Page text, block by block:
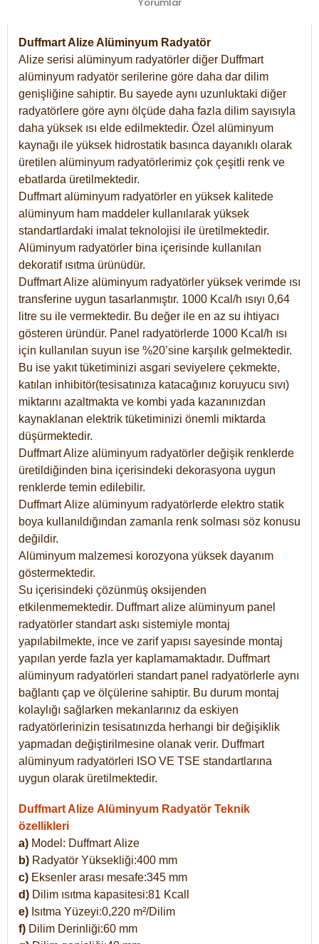
Duffmart Alize Alüminyum Radyatör
Alize serisi alüminyum radyatörler diğer Duffmart
alüminyum radyatör serilerine göre daha dar dilim
genişliğine sahiptir. Bu sayede aynı uzunluktaki diğer
radyatörlere göre aynı ölçüde daha fazla dilim sayısıyla
daha yüksek ısı elde edilmektedir. Özel alüminyum
kaynağı ile yüksek hidrostatik basınca dayanıklı olarak
üretilen alüminyum radyatörlerimiz çok çeşitli renk ve
ebatlarda üretilmektedir.
Duffmart alüminyum radyatörler en yüksek kalitede
alüminyum ham maddeler kullanılarak yüksek
standartlardaki imalat teknolojisi ile üretilmektedir.
Alüminyum radyatörler bina içerisinde kullanılan
dekoratif ısıtma ürünüdür.
Duffmart Alize alüminyum radyatörler yüksek verimde ısı
transferine uygun tasarlanmıştır. 1000 Kcal/h ısıyı 0,64
litre su ile vermektedir. Bu değer ile en az su ihtiyacı
gösteren üründür. Panel radyatörlerde 1000 Kcal/h ısı
için kullanılan suyun ise %20’sine karşılık gelmektedir.
Bu ise yakıt tüketiminizi asgari seviyelere çekmekte,
katılan inhibitör(tesisatınıza katacağınız koruyucu sıvı)
miktarını azaltmakta ve kombi yada kazanınızdan
kaynaklanan elektrik tüketiminizi önemli miktarda
düşürmektedir.
Duffmart Alize alüminyum radyatörler değişik renklerde
üretildiğinden bina içerisindeki dekorasyona uygun
renklerde temin edilebilir.
DuffmartAlize alüminyum radyatörlerde elektro statik
boya kullanıldığından zamanla renk solması söz konusu
değildir.
Alüminyum malzemesi korozyona yüksek dayanım
göstermektedir.
Su içerisindeki çözünmüş oksijenden
etkilenmemektedir. Duffmart alize alüminyum panel
radyatörler standart askı sistemiyle montaj
yapılabilmekte, ince ve zarif yapısı sayesinde montaj
yapılan yerde fazla yer kaplamamaktadır. Duffmart
alüminyum radyatörleri standart panel radyatörlerle aynı
bağlantı çap ve ölçülerine sahiptir. Bu durum montaj
kolaylığı sağlarken mekanlarınız da eskiyen
radyatörlerinizin tesisatınızda herhangi bir değişiklik
yapmadan değiştirilmesine olanak verir. Duffmart
alüminyum radyatörleri ISO VE TSE standartlarına
uygun olarak üretilmektedir.
Duffmart Alize Alüminyum Radyatör Teknik
özellikleri
a) Model: DuffmartAlize
b) Radyatör Yüksekliği:400 mm
c) Eksenler arası mesafe:345 mm
d) Dilim ısıtma kapasitesi:81 Kcall
e) Isıtma Yüzeyi:0,220 m²/Dilim
f) Dilim Derinliği:60 mm